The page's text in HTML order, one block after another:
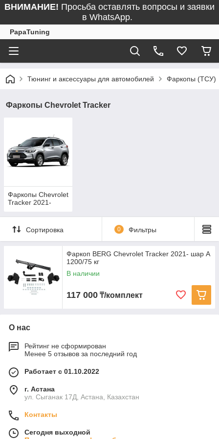
ВНИМАНИЕ! Просьба оставлять вопросы и заявки
в WhatsApp.
PapaTuning
Тюнинг и аксессуары для автомобилей Фаркопы (ТСУ)
Фаркопы Chevrolet Tracker
Фаркопы Chevrolet
Tracker 2021-
Сортировка 0 Фильтры
Фаркоп BERG Chevrolet Tracker 2021- шар А
1200/75 кг
В наличии
117 000 ₸/комплект
О нас
Рейтинг не сформирован
Менее 5 отзывов за последний год
Работает с 01.10.2022
г. Астана
ул. Сыганак 17Д, Астана, Казахстан
Контакты
Сегодня выходной